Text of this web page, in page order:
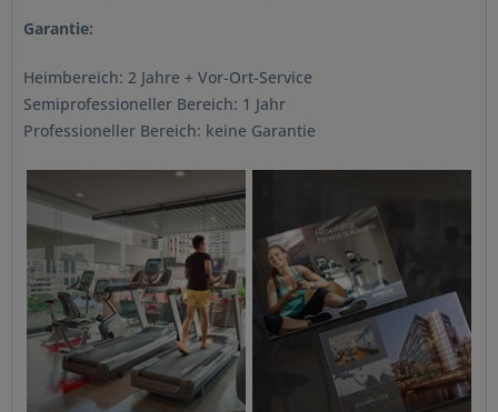
Garantie:
Heimbereich: 2 Jahre + Vor-Ort-Service
Semiprofessioneller Bereich: 1 Jahr
Professioneller Bereich: keine Garantie